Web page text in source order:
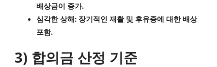
배상금이 증가.
심각한 상해: 장기적인 재활 및 후유증에 대한 배상
포함.
3) 합의금 산정 기준